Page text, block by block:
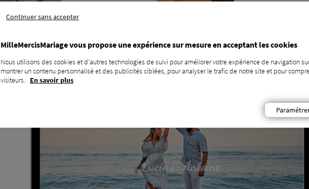
Un site et une liste de mariage à
Continuer sans accepter
MilleMercisMariage vous propose une expérience sur mesure en acceptant les cookies
Nous utilisons des cookies et d'autres technologies de suivi pour améliorer votre expérience de navigation
montrer un contenu personnalisé et des publicités ciblées, pour analyser le trafic de notre site et pour
visiteurs. En savoir plus